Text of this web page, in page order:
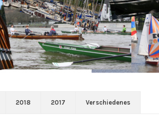
2018 2017 Verschiedenes